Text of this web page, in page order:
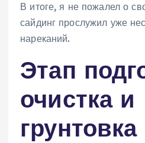
В итоге, я не пожалел о
сайдинг прослужил уже
нареканий.
Этап
очистка и
грунтовка